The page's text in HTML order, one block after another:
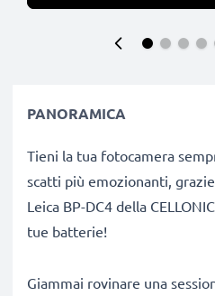
PANORAMICA
Tieni la tua fotocamera
scatti più emozionanti,
Leica BP-DC4 della
tue batterie!
Giammai rovinare una